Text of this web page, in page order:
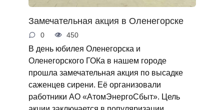
Замечательная акция в Оленегорске
0 450
В день юбилея Оленегорска и
Оленегорского ГОКа в нашем городе
прошла замечательная акция по высадке
саженцев сирени. Её организовали
работники АО «АтомЭнергоСбыт». Цель